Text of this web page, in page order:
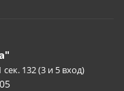
132 (3 и 5 вход)